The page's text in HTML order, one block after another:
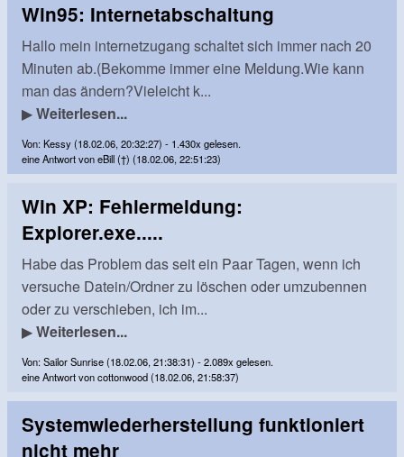
Win95: Internetabschaltung
Hallo mein internetzugang schaltet sich immer nach 20
Minuten ab.(Bekomme immer eine Meldung.Wie kann
man das ändern?Vieleicht k...
▶Weiterlesen...
Von: Kessy (18.02.06, 20:32:27) - 1.430x gelesen.
eine Antwort von eBill (†) (18.02.06, 22:51:23)
Win XP: Fehlermeldung:
Explorer.exe.....
Habe das Problem das seit ein Paar Tagen, wenn ich
versuche Datein/Ordner zu löschen oder umzubennen
oder zu verschieben, ich im...
▶Weiterlesen...
Von: Sailor Sunrise (18.02.06, 21:38:31) - 2.089x gelesen.
eine Antwort von cottonwood (18.02.06, 21:58:37)
Systemwiederherstellung funktioniert
nicht mehr